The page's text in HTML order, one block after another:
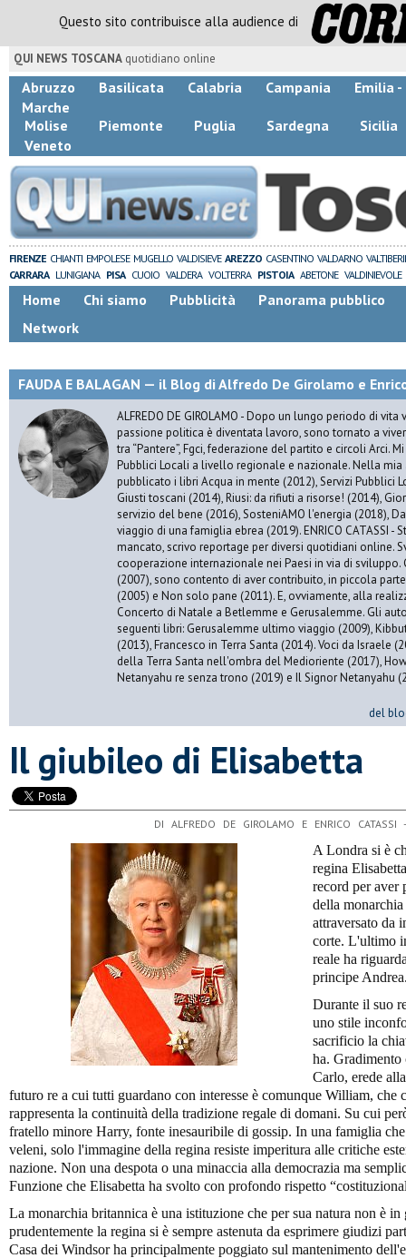
Questo sito contribuisce alla audience di
QUI NEWS TOSCANA quotidiano online
Abruzzo Basilicata Calabria Campania
Emilia -
Marche
Molise
Piemonte Puglia Sardegna
Sicilia
Veneto
FIRENZE CHIANTI EMPOLESE MUGELLO VALDISIEVE AREZZO CASENTINO VALDARNO
CARRARA LUNIGIANA PISA CUOIO VALDERA VOLTERRA PISTOIA ABETONE VALDINIEVOLE
Home Chi siamo Pubblicità
Panorama pubblico
Network
FAUDA E BALAGAN — il Blog di Alfredo De Girolamo e
ALFREDO DE GIROLAMO - Dopo un lungo periodo di
passione politica è diventata lavoro, sono tornato a
tra “Pantere”, Fgci, federazione del partito e circoli Arci.
Pubblici Locali a livello regionale e nazionale. Nella
pubblicato i libri Acqua in mente (2012), Servizi Pubblici
Giusti toscani (2014), Riusi: da rifiuti a risorse! (2014),
servizio del bene (2016), SosteniAMO l'energia (2018),
viaggio di una famiglia ebrea (2019). ENRICO CATASSI -
mancato, scrivo reportage per diversi quotidiani online.
cooperazione internazionale nei Paesi in via di
(2007), sono contento di aver contribuito, in piccola
(2005) e Non solo pane (2011). E, ovviamente, alla
Concerto di Natale a Betlemme e Gerusalemme. Gli
seguenti libri: Gerusalemme ultimo viaggio (2009),
(2013), Francesco in Terra Santa (2014). Voci da Israele
della Terra Santa nell'ombra del Medioriente (2017),
Netanyahu re senza trono (2019) e Il Signor Netanyahu
del
Il giubileo di Elisabetta
DI ALFREDO DE GIROLAMO E ENRICO
A Londra si è
regina
record per aver
della
attraversato da
corte. L'ultimo
reale ha
principe
Durante il suo
uno stile
sacrificio la
ha.
Carlo, erede
futuro re a cui tutti guardano con interesse è comunque William,
rappresenta la continuità della tradizione regale di domani. Su cui
fratello minore Harry, fonte inesauribile di gossip. In una famiglia che
veleni, solo l'immagine della regina resiste imperitura alle critiche
nazione. Non una despota o una minaccia alla democrazia ma
Funzione che Elisabetta ha svolto con profondo rispetto
La monarchia britannica è una istituzione che per sua natura non è
prudentemente la regina si è sempre astenuta da esprimere giudizi
Casa dei Windsor ha principalmente poggiato sul mantenimento